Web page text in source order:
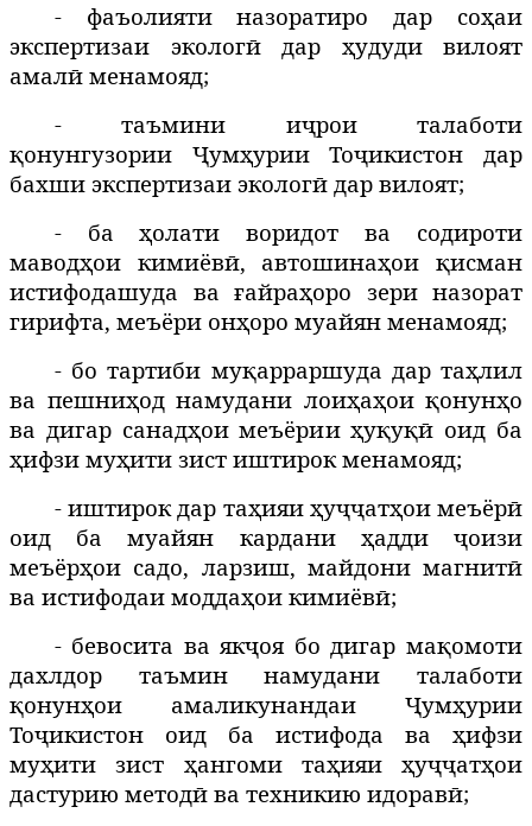
- фаъолияти назоратиро дар соҳаи
экспертизаи экологӣ дар ҳудуди вилоят
амалӣ менамояд;
- таъмини иҷрои талаботи
қонунгузории Ҷумҳурии Тоҷикистон дар
бахши экспертизаи экологӣ дар вилоят;
- ба ҳолати воридот ва содироти
маводҳои кимиёвӣ, автошинаҳои қисман
истифодашуда ва ғайраҳоро зери назорат
гирифта, меъёри онҳоро муайян менамояд;
- бо тартиби муқарраршуда дар таҳлил
ва пешниҳод намудани лоиҳаҳои қонунҳо
ва дигар санадҳои меъёрии ҳуқуқӣ оид ба
ҳифзи муҳити зист иштирок менамояд;
- иштирок дар таҳияи ҳуҷҷатҳои меъёрӣ
оид ба муайян кардани ҳадди ҷоизи
меъёрҳои садо, ларзиш, майдони магнитӣ
ва истифодаи моддаҳои кимиёвӣ;
- бевосита ва якҷоя бо дигар мақомоти
дахлдор таъмин намудани талаботи
қонунҳои амаликунандаи Ҷумҳурии
Тоҷикистон оид ба истифода ва ҳифзи
муҳити зист ҳангоми таҳияи ҳуҷҷатҳои
дастурию методӣ ва техникию идоравӣ;